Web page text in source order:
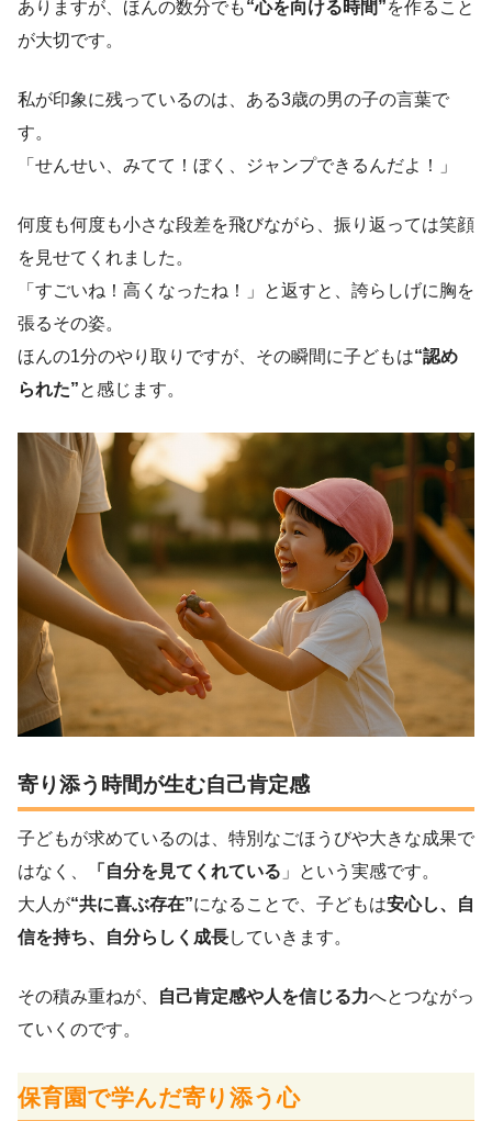
ありますが、ほんの数分でも“心を向ける時間”を作ること
が大切です。
私が印象に残っているのは、ある3歳の男の子の言葉で
す。
「せんせい、みてて！ぼく、ジャンプできるんだよ！」
何度も何度も小さな段差を飛びながら、振り返っては笑顔
を見せてくれました。
「すごいね！高くなったね！」と返すと、誇らしげに胸を
張るその姿。
ほんの1分のやり取りですが、その瞬間に子どもは“認め
られた”と感じます。
寄り添う時間が生む自己肯定感
子どもが求めているのは、特別なごほうびや大きな成果で
はなく、
「自分を見てくれている 」という実感です。
大人が“共に喜ぶ存在”になることで、子どもは安心し、自
信を持ち、自分らしく成長していきます。
その積み重ねが、 自己肯定感や人を信じる力へとつながっ
ていくのです。
保育園で学んだ寄り添う心